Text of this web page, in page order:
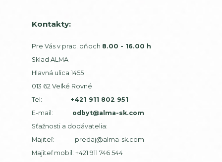
Kontakty:
Pre Vás v prac. dňoch 8.00 - 16.00 h
Sklad ALMA
Hlavná ulica 1455
013 62 Veľké Rovné
Tel:
+421 911 802 951
E-mail: odbyt@alma-sk.com
Sťažnosti a dodávatelia:
Majiteľ: predaj@alma-sk.com
Majiteľ mobil: +421 911 746 544